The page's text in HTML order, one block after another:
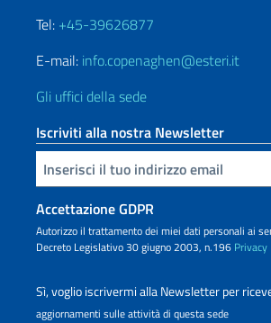
Tel: +45-39626877
E-mail: info.copenaghen@esteri.it
Gli uffici della sede
Iscriviti alla nostra Newsletter
Inserisci la tua email
Accettazione GDPR
Autorizzo il trattamento dei miei dati personali ai
Decreto Legislativo 30 giugno 2003, n.196 Privacy
Sì, voglio iscrivermi alla Newsletter per
aggiornamenti sulle attività di questa sede